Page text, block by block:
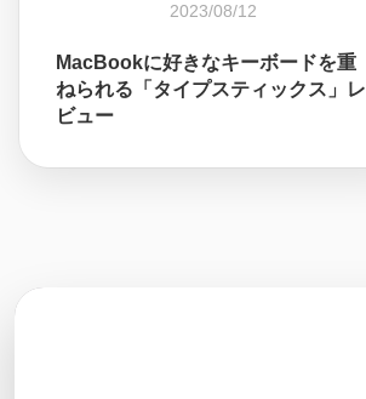
2023/08/12
MacBookに好きなキーボードを重
ねられる「タイプスティックス」レ
ビュー